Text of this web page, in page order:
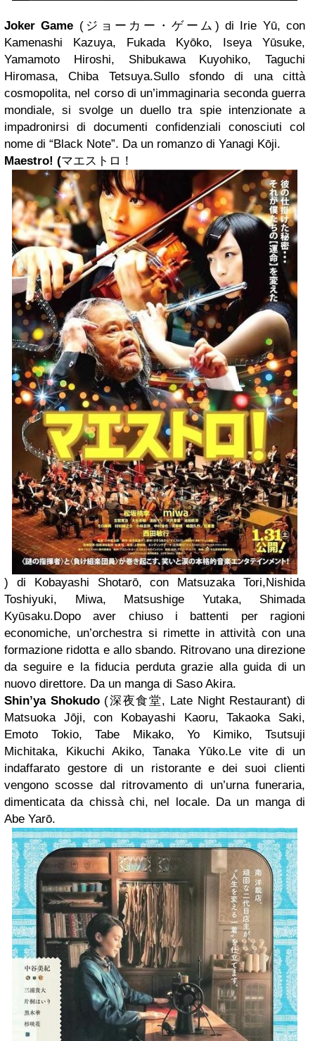
Joker Game (ジョーカー・ゲーム ) di Irie Yū, con
Kamenashi Kazuya, Fukada Kyōko, Iseya Yūsuke,
Yamamoto Hiroshi, Shibukawa Kuyohiko, Taguchi
Hiromasa, Chiba Tetsuya.Sullo sfondo di una città
cosmopolita, nel corso di un’immaginaria seconda guerra
mondiale, si svolge un duello tra spie intenzionate a
impadronirsi di documenti confidenziali conosciuti col
nome di “Black Note”. Da un romanzo di Yanagi Kōji.
Maestro! (マエストロ ！
) di Kobayashi Shotarō, con Matsuzaka Tori,Nishida
Toshiyuki, Miwa, Matsushige Yutaka, Shimada
Kyūsaku.Dopo aver chiuso i battenti per ragioni
economiche, un’orchestra si rimette in attività con una
formazione ridotta e allo sbando. Ritrovano una direzione
da seguire e la fiducia perduta grazie alla guida di un
nuovo direttore. Da un manga di Saso Akira.
Shin’ya Shokudo(深夜食堂, Late Night Restaurant) di
Matsuoka Jōji, con Kobayashi Kaoru, Takaoka Saki,
Emoto Tokio, Tabe Mikako, Yo Kimiko, Tsutsuji
Michitaka, Kikuchi Akiko, Tanaka Yūko.Le vite di un
indaffarato gestore di un ristorante e dei suoi clienti
vengono scosse dal ritrovamento di un’urna funeraria,
dimenticata da chissà chi, nel locale. Da un manga di
Abe Yarō.